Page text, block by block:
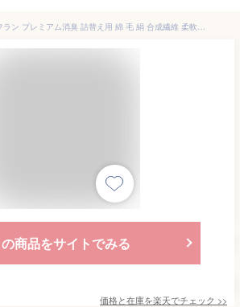
柔軟剤 420ml ソフラン プレミアム消臭 詰替え用 綿 毛 絹 合成繊維 柔軟仕上げ用 匂いを生まない 日本 日本製 汗 汗臭 体臭 生乾き臭 加齢臭 靴下臭 香りづけ 香り【☆60】【EN】/【MC】ソフランプレミアム消臭替え用420ml
商品をサイトでみる
価格と在庫を楽天でチェック >>